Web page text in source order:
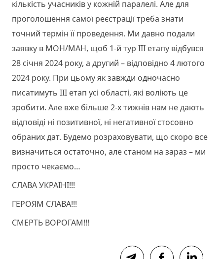
кількість учасників у кожній паралелі. Але для
проголошення самої реєстрації треба знати
точний термін її проведення. Ми давно подали
заявку в МОН/МАН, щоб 1-й тур ІІІ етапу відбувся
28 січня 2024 року, а другий – відповідно 4 лютого
2024 року. При цьому як завжди одночасно
писатимуть ІІІ етап усі області, які воліють це
зробити. Але вже більше 2-х тижнів нам не дають
відповіді ні позитивної, ні негативної стосовно
обраних дат. Будемо розраховувати, що скоро все
визначиться остаточно, але станом на зараз – ми
просто чекаємо…
СЛАВА УКРАЇНІ!!!
ГЕРОЯМ СЛАВА!!!
СМЕРТЬ ВОРОГАМ!!!